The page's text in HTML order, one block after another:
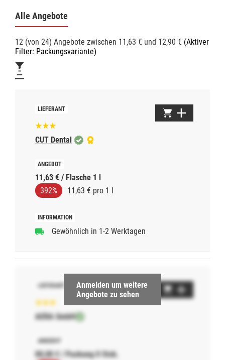
Alle Angebote
12 (von 24) Angebote zwischen 11,63 € und 12,90 € (Aktiver
Filter: Packungsvariante)
CUT Dental
11,63 € / Flasche 1 l
392%
11,63 € pro 1 l
Gewöhnlich in 1-2 Werktagen
Anmelden um weitere
Angebote zu sehen
AERA GmbH
00,00 € / Packung 0 Stck.